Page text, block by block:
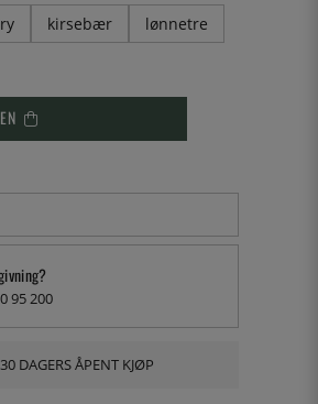
kirsebær lønnetre
95 200
30 DAGERS ÅPENT KJØP